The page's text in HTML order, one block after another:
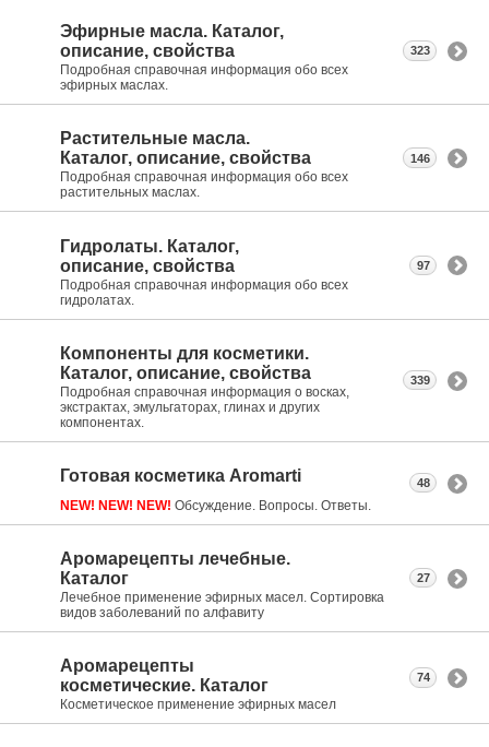
Эфирные масла. Каталог,
описание, свойства
Подробная справочная информация обо всех
эфирных маслах.
323
Растительные масла.
Каталог, описание, свойства
Подробная справочная информация обо всех
растительных маслах.
146
Гидролаты. Каталог,
описание, свойства
Подробная справочная информация обо всех
гидролатах.
97
Компоненты для косметики.
Каталог, описание, свойства
Подробная справочная информация о восках,
экстрактах, эмульгаторах, глинах и других
компонентах.
339
Готовая косметика Aromarti
NEW! NEW! NEW! Обсуждение. Вопросы. Ответы.
48
Аромарецепты лечебные.
Каталог
Лечебное применение эфирных масел. Сортировка
видов заболеваний по алфавиту
27
Аромарецепты
косметические. Каталог
Косметическое применение эфирных масел
74